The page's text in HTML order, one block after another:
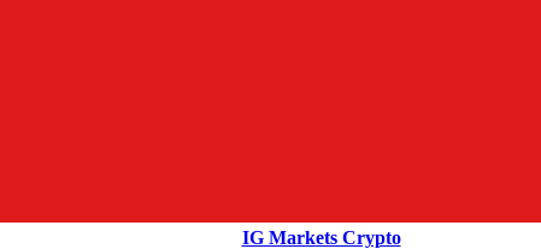
IG Markets Crypto